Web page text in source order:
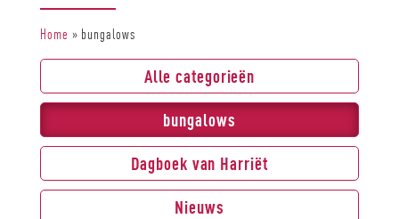
Home » bungalows
Alle categorieën
bungalows
Dagboek van Harriët
Nieuws